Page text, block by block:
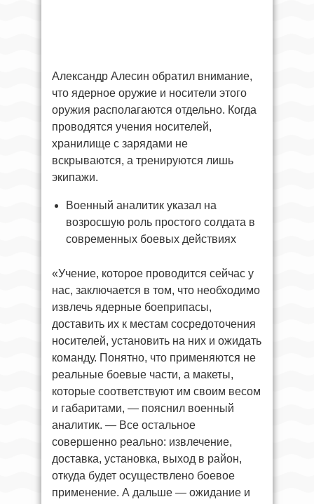
Александр Алесин обратил внимание,
что ядерное оружие и носители этого
оружия располагаются отдельно. Когда
проводятся учения носителей,
хранилище с зарядами не
вскрываются, а тренируются лишь
экипажи.
Военный аналитик указал на
возросшую роль простого солдата в
современных боевых действиях
«Учение, которое проводится сейчас у
нас, заключается в том, что необходимо
извлечь ядерные боеприпасы,
доставить их к местам сосредоточения
носителей, установить на них и ожидать
команду. Понятно, что применяются не
реальные боевые части, а макеты,
которые соответствуют им своим весом
и габаритами, — пояснил военный
аналитик. — Все остальное
совершенно реально: извлечение,
доставка, установка, выход в район,
откуда будет осуществлено боевое
применение. А дальше — ожидание и